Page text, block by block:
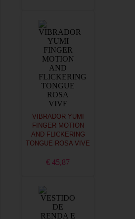
VIBRADOR YUMI
FINGER MOTION
AND FLICKERING
TONGUE ROSA VIVE
€ 45,87